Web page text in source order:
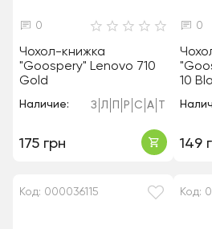
0
Чохол-книжка
"Goospery" Lenovo 710
Gold
Наличие: З Л Р С А
175 грн
0
10
149
Код: 000036115 Код: